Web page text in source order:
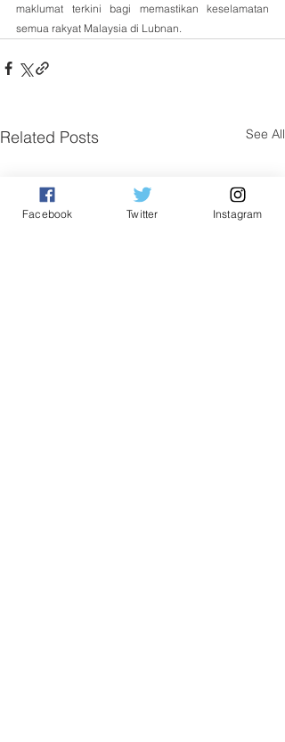
maklumat terkini bagi memastikan keselamatan
semua rakyat Malaysia di Lubnan.
Related Posts See All
Facebook Twitter Instagram